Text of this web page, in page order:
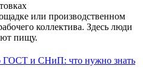
или производственном
коллектива. Здесь люди
пищу.